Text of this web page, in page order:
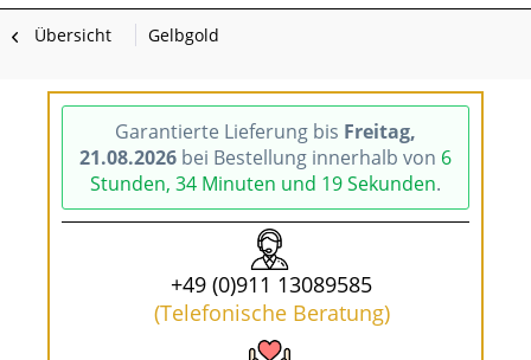
Übersicht Gelbgold
Garantierte Lieferung bis Freitag,
21.08.2026 bei Bestellung innerhalb von 6
Stunden, 34 Minuten und 18 Sekunden.
+49 (0)911 13089585
(Telefonische Beratung)